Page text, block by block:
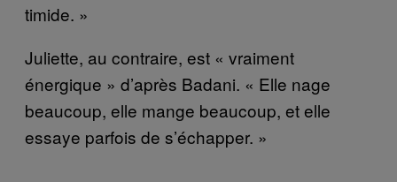
timide. »
Juliette, au contraire, est « vraiment
énergique » d’après Badani. « Elle nage
beaucoup, elle mange beaucoup, et elle
essaye parfois de s’échapper. »